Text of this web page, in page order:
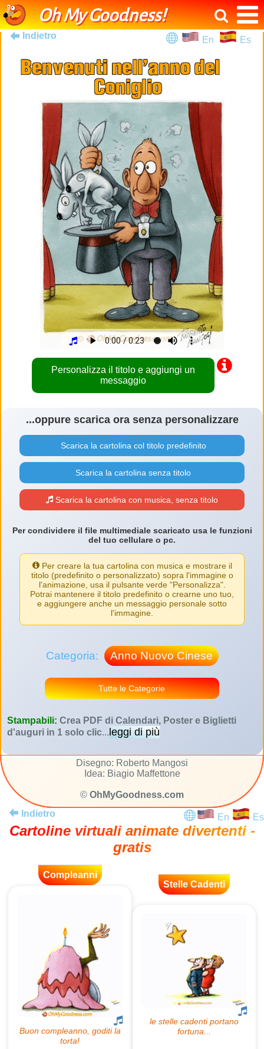
Oh My Goodness!
Indietro En Es
Personalizza il titolo e aggiungi un
messaggio
...oppure scarica ora senza personalizzare
Scarica la cartolina col titolo predefinito
Scarica la cartolina senza titolo
Scarica la cartolina con musica, senza titolo
Per condividere il file multimediale scaricato usa le funzioni
del tuo cellulare o pc.
Per creare la tua cartolina con musica e mostrare il
titolo (predefinito o personalizzato) sopra l'immagine o
l'animazione, usa il pulsante verde "Personalizza".
Potrai mantenere il titolo predefinito o crearne uno tuo,
e aggiungere anche un messaggio personale sotto
l'immagine.
Categoria: Anno Nuovo Cinese
Tutte le Categorie
Stampabili: Crea PDF di Calendari, Poster e Biglietti
d'auguri in 1 solo clic... leggi di più
Disegno: Roberto Mangosi
Idea: Biagio Maffettone
© OhMyGoodness.com
Indietro
En Es
Cartoline virtuali animate divertenti -
gratis
Compleanni
Stelle Cadenti